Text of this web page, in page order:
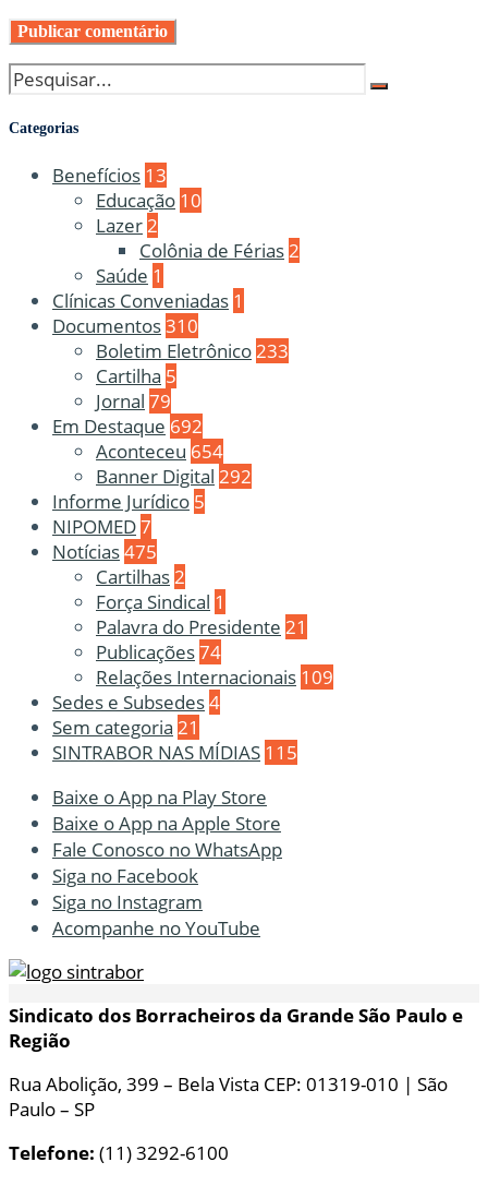
Categorias
Benefícios 13
Educação 10
Lazer2
Colônia de Férias2
Saúde 1
Clínicas Conveniadas 1
Documentos310
Boletim Eletrônico233
Cartilha 5
Jornal 79
Em Destaque 692
Aconteceu 654
Banner Digital 292
Informe Jurídico 5
NIPOMED7
Notícias475
Cartilhas2
Força Sindical 1
Palavra do Presidente 21
Publicações74
Relações Internacionais 109
Sedes e Subsedes4
Sem categoria 21
SINTRABOR NAS MÍDIAS 115
Baixe o App na Play Store
Baixe o App na Apple Store
Fale Conosco no WhatsApp
Siga no Facebook
Siga no Instagram
Acompanhe no YouTube
Sindicato dos Borracheiros da Grande São Paulo e
Região
Rua Abolição, 399 – Bela Vista CEP: 01319-010 | São
Paulo – SP
Telefone: (11) 3292-6100